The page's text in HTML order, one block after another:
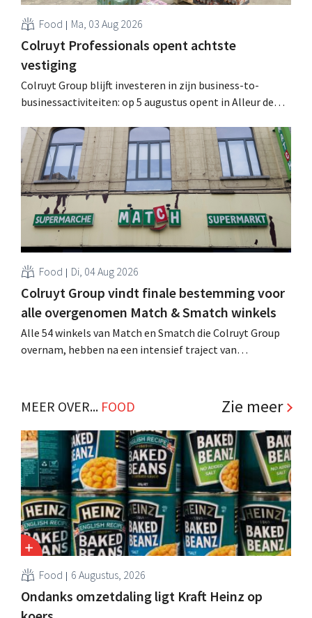
Food Ma, 03 Aug 2026
Colruyt Professionals opent achtste
vestiging
Colruyt Group blijft investeren in zijn business-to-
businessactiviteiten: op 5 augustus opent in Alleur de
winkelformule die zich uitsluitend richt op professionele
klanten. .
Food Di, 04 Aug 2026
Colruyt Group vindt finale bestemming voor
alle overgenomen Match & Smatch winkels
Alle 54 winkels van Match en Smatch die Colruyt Group
overnam, hebben na een intensief traject van
.MEER OVER... FOOD Zie meer
Food 6 Augustus, 2026
Ondanks omzetdaling ligt Kraft Heinz op